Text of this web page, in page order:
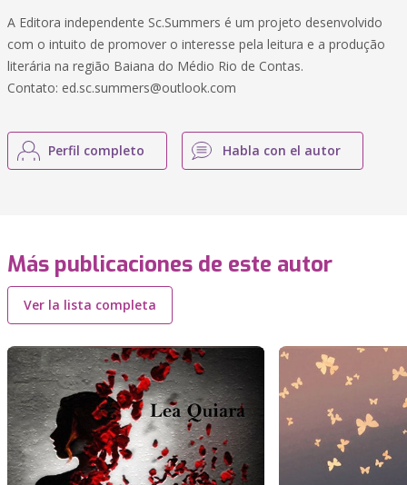
A Editora independente Sc.Summers é um projeto desenvolvido
com o intuito de promover o interesse pela leitura e a produção
literária na região Baiana do Médio Rio de Contas.
Contato: ed.sc.summers@outlook.com
Perfil completo Habla con el autor
Más publicaciones de este autor
Ver la lista completa